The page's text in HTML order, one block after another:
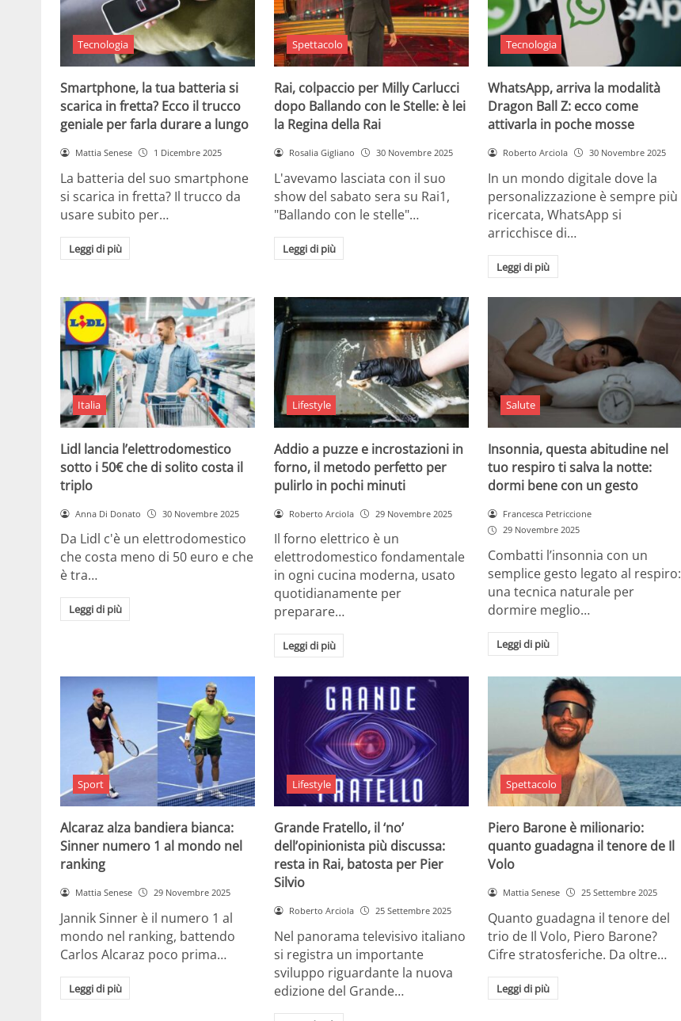
Tecnologia
Smartphone, la tua batteria si
scarica in fretta? Ecco il trucco
geniale per farla durare a lungo
Mattia Senese 1 Dicembre 2025
La batteria del suo smartphone
si scarica in fretta? Il trucco da
usare subito per…
Leggi di più
Spettacolo
Rai, colpaccio per Milly Carlucci
dopo Ballando con le Stelle: è lei
la Regina della Rai
Rosalia Gigliano 30 Novembre 2025
L'avevamo lasciata con il suo
show del sabato sera su Rai1,
"Ballando con le stelle"…
Leggi di più
Tecnologia
WhatsApp, arriva la modalità
Dragon Ball Z: ecco come
attivarla in poche mosse
Roberto Arciola 30 Novembre 2025
In un mondo digitale dove la
personalizzazione è sempre più
ricercata, WhatsApp si
arricchisce di…
Leggi di più
Italia
Lidl lancia l’elettrodomestico
sotto i 50€ che di solito costa il
triplo
Anna Di Donato 30 Novembre 2025
Da Lidl c'è un elettrodomestico
che costa meno di 50 euro e che
è tra…
Leggi di più
Lifestyle
Addio a puzze e incrostazioni in
forno, il metodo perfetto per
pulirlo in pochi minuti
Roberto Arciola 29 Novembre 2025
Il forno elettrico è un
elettrodomestico fondamentale
in ogni cucina moderna, usato
quotidianamente per
preparare…
Leggi di più
Salute
Insonnia, questa abitudine nel
tuo respiro ti salva la notte:
dormi bene con un gesto
Francesca Petriccione
29 Novembre 2025
Combatti l’insonnia con un
semplice gesto legato al respiro:
una tecnica naturale per
dormire meglio…
Leggi di più
Sport
Alcaraz alza bandiera bianca:
Sinner numero 1 al mondo nel
ranking
Mattia Senese 29 Novembre 2025
Jannik Sinner è il numero 1 al
mondo nel ranking, battendo
Carlos Alcaraz poco prima…
Leggi di più
Lifestyle
Grande Fratello, il ‘no’
dell’opinionista più discussa:
resta in Rai, batosta per Pier
Silvio
Roberto Arciola 25 Settembre 2025
Nel panorama televisivo italiano
si registra un importante
sviluppo riguardante la nuova
edizione del Grande…
Spettacolo
Piero Barone è milionario:
quanto guadagna il tenore de Il
Volo
Mattia Senese 25 Settembre 2025
Quanto guadagna il tenore del
trio de Il Volo, Piero Barone?
Cifre stratosferiche. Da oltre…
Leggi di più